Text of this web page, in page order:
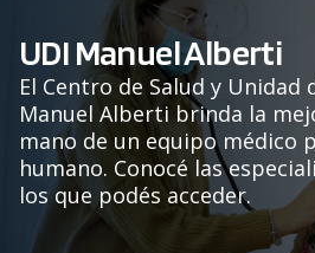
UDI Manuel Alberti
El Centro de Salud y Unidad
Manuel Alberti brinda la
mano de un equipo médico
humano. Conocé las
los que podés acceder.